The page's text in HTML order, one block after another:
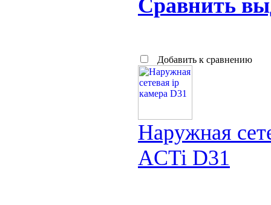
Сравнить
Добавить к сравнению
Наружная
ACTi D31